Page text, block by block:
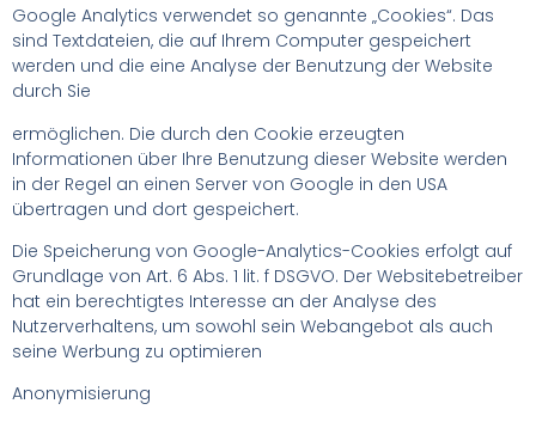
Google Analytics verwendet so genannte „Cookies“. Das
sind Textdateien, die auf Ihrem Computer gespeichert
werden und die eine Analyse der Benutzung der Website
durch Sie
ermöglichen. Die durch den Cookie erzeugten
Informationen über Ihre Benutzung dieser Website werden
in der Regel an einen Server von Google in den USA
übertragen und dort gespeichert.
Die Speicherung von Google-Analytics-Cookies erfolgt auf
Grundlage von Art. 6 Abs. 1 lit. f DSGVO. Der Websitebetreiber
hat ein berechtigtes Interesse an der Analyse des
Nutzerverhaltens, um sowohl sein Webangebot als auch
seine Werbung zu optimieren
Anonymisierung